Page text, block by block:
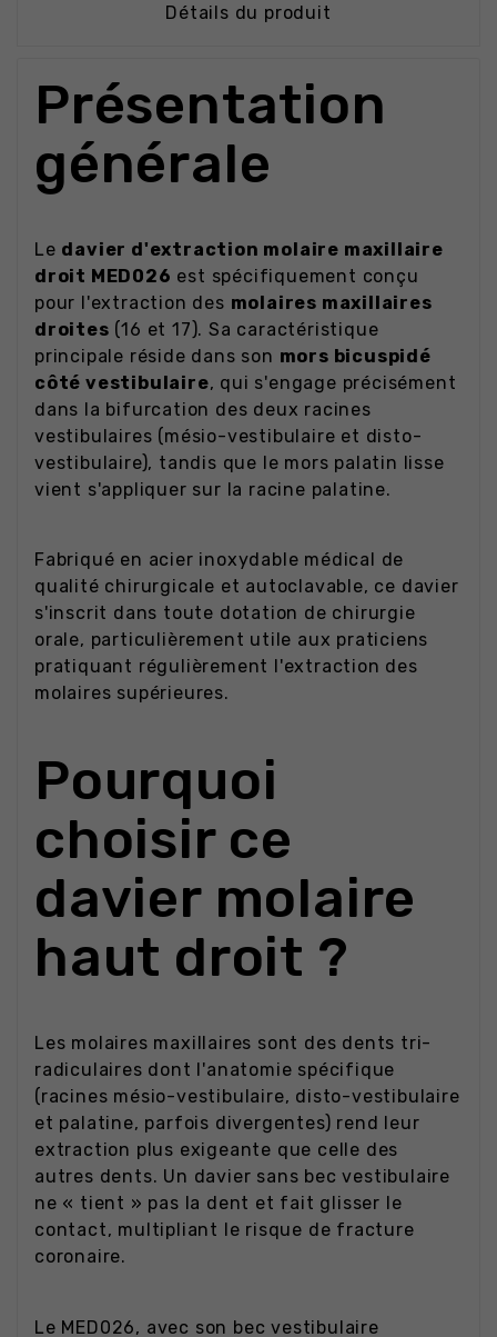
Détails du produit
Présentation
générale
Le davier d'extraction molaire maxillaire
droit MED026 est spécifiquement conçu
pour l'extraction des molaires maxillaires
droites (16 et 17). Sa caractéristique
principale réside dans son mors bicuspidé
côté vestibulaire, qui s'engage précisément
dans la bifurcation des deux racines
vestibulaires (mésio-vestibulaire et disto-
vestibulaire), tandis que le mors palatin lisse
vient s'appliquer sur la racine palatine.
Fabriqué en acier inoxydable médical de
qualité chirurgicale et autoclavable, ce davier
s'inscrit dans toute dotation de chirurgie
orale, particulièrement utile aux praticiens
pratiquant régulièrement l'extraction des
molaires supérieures.
Pourquoi
choisir ce
davier molaire
haut droit ?
Les molaires maxillaires sont des dents tri-
radiculaires dont l'anatomie spécifique
(racines mésio-vestibulaire, disto-vestibulaire
et palatine, parfois divergentes) rend leur
extraction plus exigeante que celle des
autres dents. Un davier sans bec vestibulaire
ne « tient » pas la dent et fait glisser le
contact, multipliant le risque de fracture
coronaire.
Le MED026, avec son bec vestibulaire